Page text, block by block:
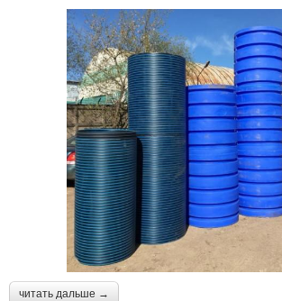
читать дальше →